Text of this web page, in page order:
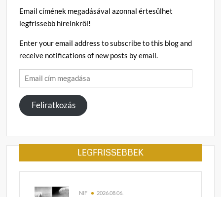
Email címének megadásával azonnal értesülhet
legfrissebb híreinkről!
Enter your email address to subscribe to this blog and
receive notifications of new posts by email.
Email
cím
megadása
Feliratkozás
LEGFRISSEBBEK
NIF 2026.08.06.